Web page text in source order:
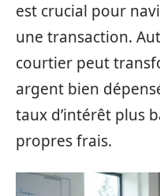
est crucial pour
une transaction.
courtier peut
argent bien
taux d’intérêt plus
propres frais.